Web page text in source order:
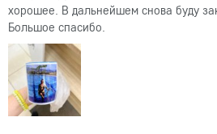
хорошее. В дальнейшем снова буду
Большое спасибо.